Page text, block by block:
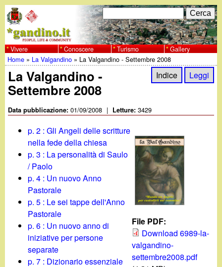
al
contenuto
principale
w
w
w
F
o
r
i
r
i
e
c
C
e
r
c
a
Vivere Conoscere Turismo Gallery
Tu
sei
qui
Home » La Valgandino » La Valgandino - Settembre 2008
Indice Leggi
La Valgandino -
Settembre 2008
Data pubblicazione:01/09/2008 | Letture:3429
File PDF:
Download 6989-la-
valgandino-
settembre2008.pdf
p. 2 : Gli Angeli delle scritture
nella fede della chiesa
p. 3 : La personalità di Saulo
/ Paolo
p. 4 : Un nuovo Anno
Pastorale
p. 5 : Le sei tappe dell'Anno
Pastorale
p. 6 : Un nuovo anno di
iniziative per persone
separate
p. 7 : Dizionario essenziale